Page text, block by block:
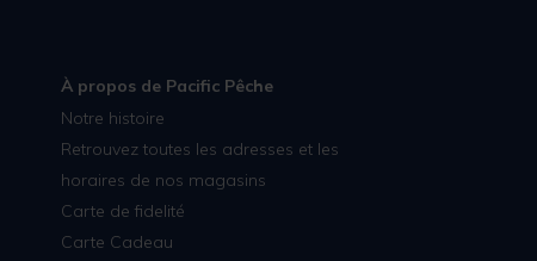
À propos de Pacific Pêche
Notre histoire
Retrouvez toutes les adresses et les
horaires de nos magasins
Carte de fidelité
Carte Cadeau